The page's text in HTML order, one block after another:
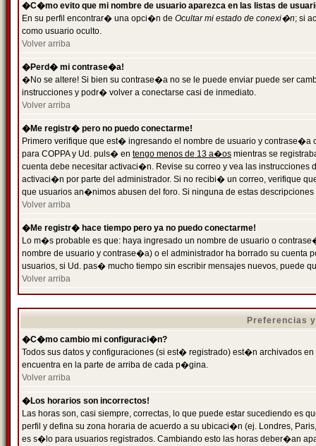
�C�mo evito que mi nombre de usuario aparezca en las listas de
En su perfil encontrar� una opci�n de Ocultar mi estado de conexi�n; si
como usuario oculto.
Volver arriba
�Perd� mi contrase�a!
�No se altere! Si bien su contrase�a no se le puede enviar puede ser
instrucciones y podr� volver a conectarse casi de inmediato.
Volver arriba
�Me registr� pero no puedo conectarme!
Primero verifique que est� ingresando el nombre de usuario y
para COPPA y Ud. puls� en tengo menos de 13 a�os mientras se
cuenta debe necesitar activaci�n. Revise su correo y vea las
activaci�n por parte del administrador. Si no recibi� un correo, verifique
que usuarios an�nimos abusen del foro. Si ninguna de estas
Volver arriba
�Me registr� hace tiempo pero ya no puedo conectarme!
Lo m�s probable es que: haya ingresado un nombre de usuario o
nombre de usuario y contrase�a) o el administrador ha borrado su
usuarios, si Ud. pas� mucho tiempo sin escribir mensajes nuevos, puede
Volver arriba
Preferencias
�C�mo cambio mi configuraci�n?
Todos sus datos y configuraciones (si est� registrado) est�n archivados
encuentra en la parte de arriba de cada p�gina.
Volver arriba
�Los horarios son incorrectos!
Las horas son, casi siempre, correctas, lo que puede estar sucediendo es
perfil y defina su zona horaria de acuerdo a su ubicaci�n (ej. Londres,
es s�lo para usuarios registrados. Cambiando esto las horas deber�an